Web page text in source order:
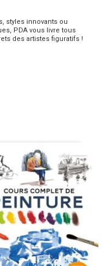
styles innovants ou
PDA vous livre tous
des artistes figuratifs !